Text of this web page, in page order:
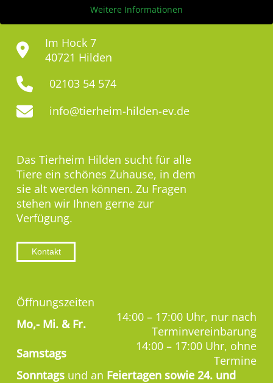
Weitere Informationen
Im Hock 7
40721 Hilden
02103 54 574
info@tierheim-hilden-ev.de
Das Tierheim Hilden sucht für alle
Tiere ein schönes Zuhause, in dem
sie alt werden können. Zu Fragen
stehen wir Ihnen gerne zur
Verfügung.
Kontakt
Öffnungszeiten
Mo,- Mi. & Fr.
14:00 – 17:00 Uhr, nur nach
Terminvereinbarung
Samstags
14:00 – 17:00 Uhr, ohne
Termine
Sonntags und an Feiertagen sowie 24. und